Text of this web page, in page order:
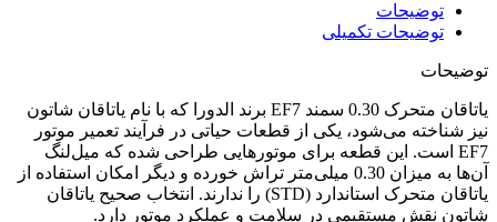
توضیحات
توضیحات تکمیلی
توضیحات
یاتاقان متحرک 0.30 سمند EF7 برند الدورا که با نام یاتاقان شاتون
نیز شناخته می‌شود، یکی از قطعات حیاتی در فرآیند تعمیر موتور
EF7 است. این قطعه برای موتورهایی طراحی شده که میل‌لنگ
آن‌ها به میزان 0.30 میلی‌متر تراش خورده و دیگر امکان استفاده از
یاتاقان متحرک استاندارد (STD) را ندارند. انتخاب صحیح یاتاقان
شاتون نقش مستقیمی در سلامت و عملکرد موتور دارد.